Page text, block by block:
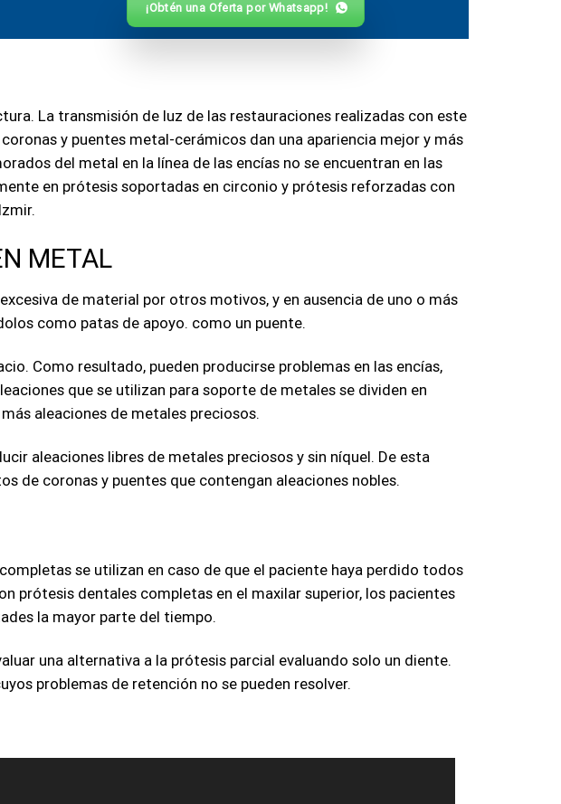
¡Obtén una Oferta por Whatsapp!
La transmisión de luz de las restauraciones realizadas con este
y puentes metal-cerámicos dan una apariencia mejor y más
del metal en la línea de las encías no se encuentran en las
en prótesis soportadas en circonio y prótesis reforzadas con
METAL
de material por otros motivos, y en ausencia de uno o más
como patas de apoyo. como un puente.
Como resultado, pueden producirse problemas en las encías,
que se utilizan para soporte de metales se dividen en
aleaciones de metales preciosos.
aleaciones libres de metales preciosos y sin níquel. De esta
de coronas y puentes que contengan aleaciones nobles.
se utilizan en caso de que el paciente haya perdido todos
prótesis dentales completas en el maxilar superior, los pacientes
la mayor parte del tiempo.
una alternativa a la prótesis parcial evaluando solo un diente.
problemas de retención no se pueden resolver.